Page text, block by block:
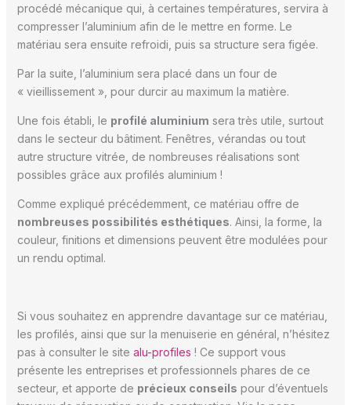
procédé mécanique qui, à certaines températures, servira à
compresser l’aluminium afin de le mettre en forme. Le
matériau sera ensuite refroidi, puis sa structure sera figée.
Par la suite, l’aluminium sera placé dans un four de
« vieillissement », pour durcir au maximum la matière.
Une fois établi, le profilé aluminium sera très utile, surtout
dans le secteur du bâtiment. Fenêtres, vérandas ou tout
autre structure vitrée, de nombreuses réalisations sont
possibles grâce aux profilés aluminium !
Comme expliqué précédemment, ce matériau offre de
nombreuses possibilités esthétiques. Ainsi, la forme, la
couleur, finitions et dimensions peuvent être modulées pour
un rendu optimal.
Si vous souhaitez en apprendre davantage sur ce matériau,
les profilés, ainsi que sur la menuiserie en général, n’hésitez
pas à consulter le site alu-profiles ! Ce support vous
présente les entreprises et professionnels phares de ce
secteur, et apporte de précieux conseils pour d’éventuels